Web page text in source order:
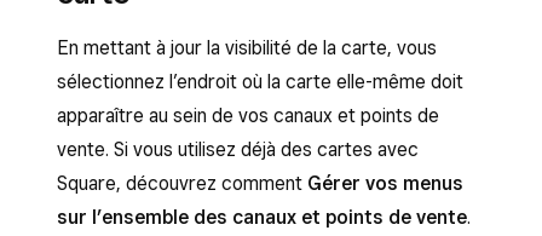
En mettant à jour la visibilité de la carte, vous
sélectionnez l’endroit où la carte elle-même doit
apparaître au sein de vos canaux et points de
vente. Si vous utilisez déjà des cartes avec
Square, découvrez comment Gérer vos menus
sur l’ensemble des canaux et points de vente.